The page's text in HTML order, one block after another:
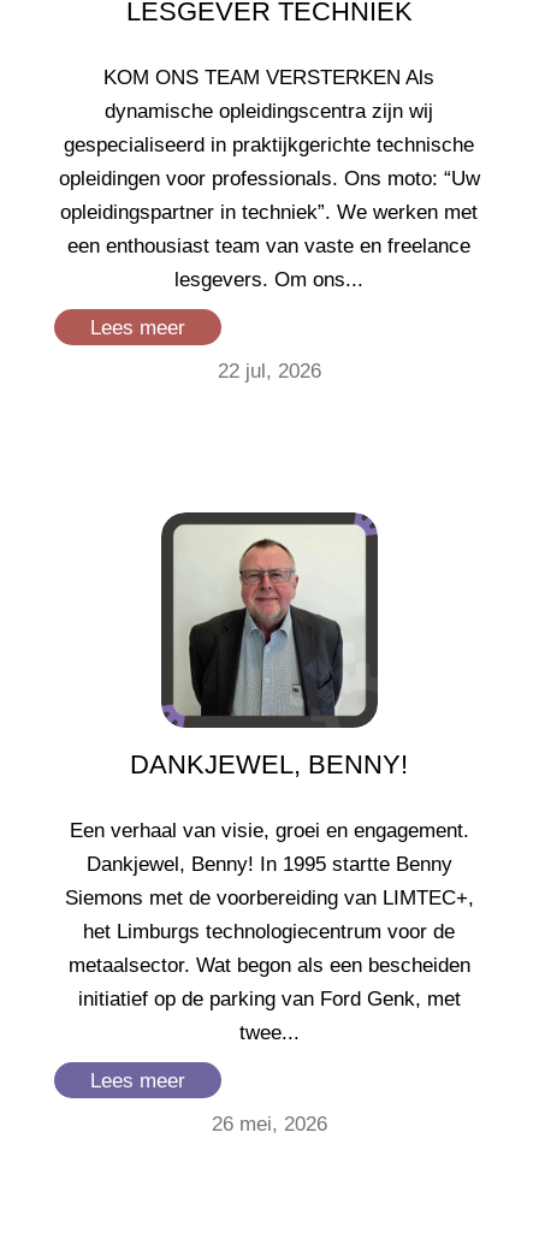
LESGEVER TECHNIEK
22 jul, 2026
KOM ONS TEAM VERSTERKEN Als
dynamische opleidingscentra zijn wij
gespecialiseerd in praktijkgerichte technische
opleidingen voor professionals. Ons moto: “Uw
opleidingspartner in techniek”. We werken met
een enthousiast team van vaste en freelance
lesgevers. Om ons...
Lees meer
DANKJEWEL, BENNY!
26 mei, 2026
Een verhaal van visie, groei en engagement.
Dankjewel, Benny! In 1995 startte Benny
Siemons met de voorbereiding van LIMTEC+,
het Limburgs technologiecentrum voor de
metaalsector. Wat begon als een bescheiden
initiatief op de parking van Ford Genk, met
twee...
Lees meer